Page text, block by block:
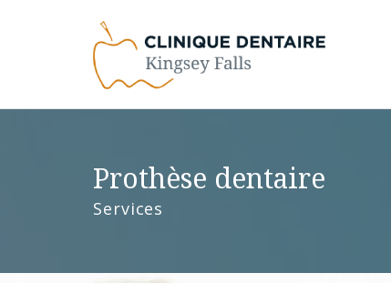
Prothèse dentaire
Services